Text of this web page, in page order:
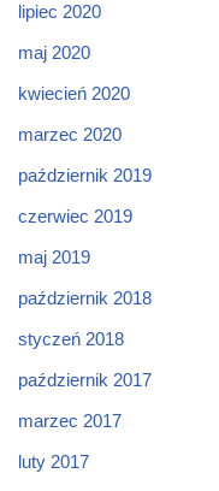
lipiec 2020
maj 2020
kwiecień 2020
marzec 2020
październik 2019
czerwiec 2019
maj 2019
październik 2018
styczeń 2018
październik 2017
marzec 2017
luty 2017